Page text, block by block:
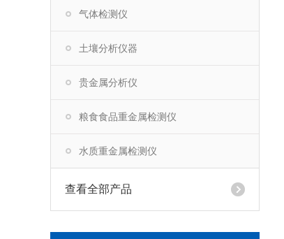
气体检测仪
土壤分析仪器
贵金属分析仪
粮食食品重金属检测仪
水质重金属检测仪
查看全部产品